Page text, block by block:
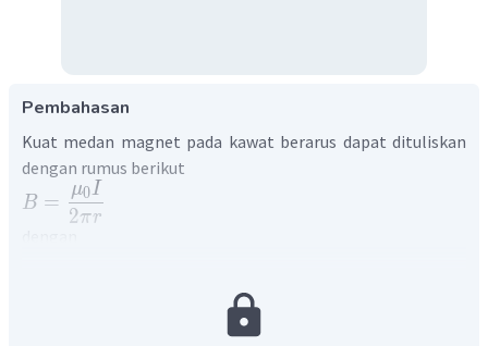
Pembahasan
Kuat medan magnet pada kawat berarus dapat dituliskan
dengan rumus berikut
B =
2πr
μ0I
= permeabilitas magnetik (
= kuat arus yang mengalir (A)